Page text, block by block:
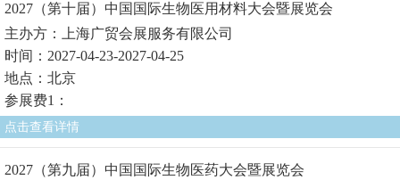
2027（第十届）中国国际生物医用材料大会暨展览会
主办方：上海广贸会展服务有限公司
时间：2027-04-23-2027-04-25
地点：北京
参展费1：
点击查看详情
2027（第九届）中国国际生物医药大会暨展览会